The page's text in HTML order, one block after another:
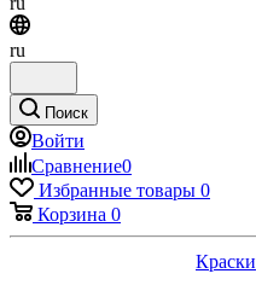
ru
Поиск
Войти
Сравнение0
Избранные товары 0
Корзина 0
Краски